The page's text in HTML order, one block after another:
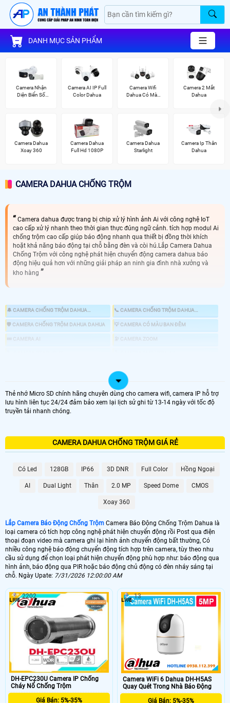
DANH MỤC SẢN PHẨM
Camera Nhận
Diện Biển Số
Camera AI IP Full
Color Dahua
Camera Wifi
Dahua Có Màu
Camera 2 Mắt
Dahua
Camera Dahua
Xoay 360
Camera Dahua
Full Hd 1080P
Camera Dahua
Starlight
Camera Ip Thân
Dahua
CAMERA DAHUA CHỐNG TRỘM
Camera dahua được trang bị chip xử lý hình ảnh Ai với công nghệ IoT
cao cấp xử lý nhanh theo thời gian thực đúng ngữ cảnh. tích hợp modul Ai
chống trộm cao cấp giúp báo động nhanh qua thiết bị đồng thời khích
hoặt khả năng báo động tại chỗ bằng đèn và còi hú.Lắp Camera Dahua
Chống Trộm với công nghệ phát hiện chuyển động camera dahua báo
động hiệu quả hơn với những giải pháp an ninh gia đình nhà xưởng và
kho hàng
🔔 CAMERA CHỐNG TRỘM DAHUA
KBVISION
📞 CAMERA CHỐNG TRỘM DAHUA
HIKVISION
🛡 CAMERA CHỐNG TRỘM DAHUA DAHUA 💡 CAMERA CÓ MÀU BAN ĐÊM
💤 CAMERA AI 🔭 CAMERA ZOOM
📸 LẮP CAMERA CÓ BÁO ĐỘNG CHỐNG TRỘM
GIÁ LẮP CAMERA
🔗 Lắp Chống Trộm Dahua Hikvision
8.800,000 VNĐ Camera Chống Trộm Dahua Chuyên Đêm
🔥 4 Camera Chống Trộm Dahua Giá Rẻ
5.000.000 VNĐ Lắp Bộ Camera Chống Trộm Dahua Giá Rẻ
🖥 Camera chống trộm Dahua hầu như loại camera nào cũng có khả năng
chống trộm Dahua , tuy nhiên với những loại camera chống trộm Dahua
không chuyên dụng thì có thể sẽ có những báo động giả khi không có
người, trên đây là những camera có báo động chống trộm Dahua với chức
năng thông mình có nhiều ưu điểm và có thể cấu hình để hạn chế tối đa
báo động giả.
🎁 Có thể nóilắp camera có báo động chống trộmlà giải pháp để nâng cao
chất lượng cuộc sống. tuy nhiên camera báo động chống trộm Dahua thì sẽ
không hoàn hảo bằng 1 bộ báo động chống trộm Dahua chuyên nghiệp, vì
camera báo động chống trộm Dahua sẽ có độ trể đáng kể khoảng 2- 3 phút
Thẻ nhớ Micro SD chính hãng chuyên dùng cho camera wifi, camera IP hỗ trợ
lưu hình liên tục 24/24 đảm bảo xem lại lịch sử ghi từ 13-14 ngày với tốc độ
truyền tải nhanh chóng.
CAMERA DAHUA CHỐNG TRỘM GIÁ RẺ
Có Led 128GB IP66 3D DNR Full Color Hồng Ngoại
AI Dual Light Thân 2.0 MP Speed Dome CMOS
Xoay 360
Lắp Camera Báo Động Chống Trộm Camera Báo Động Chống Trộm Dahua là
loại camera có tích hợp công nghệ phát hiện chuyển động rồi Post qua điện
thoại đoạn video mà camera ghi lại hình ảnh chuyển động bất thường, Có
nhiều công nghệ báo động chuyển động tích hợp trên camera, tùy theo nhu
cầu sử dụng để chọn loại phát hiện chuyển động phù hợp như: báo động qua
hình ảnh, báo động qua PIR hoặc báo động chủ động có đèn nháy sáng tại
chỗ. Ngày Upate: 7/31/2026 12:00:00 AM
DH-EPC230U Camera IP Chống
Cháy Nổ Chống Trộm
Giá Bán: 5%-35%
2202
Camera WiFi 6 Dahua DH-H5AS
Quay Quét Trong Nhà Báo Động
Giá Bán: 5%-35%
13